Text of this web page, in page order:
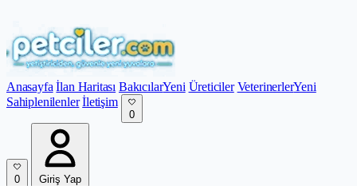
Anasayfa İlan Haritası BakıcılarYeni Üreticiler VeterinerlerYeni
Sahiplenilenler İletişim
0
0 Giriş Yap